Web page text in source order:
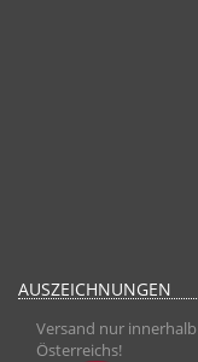
AUSZEICHNUNGEN
Versand nur innerhalb
Österreichs!